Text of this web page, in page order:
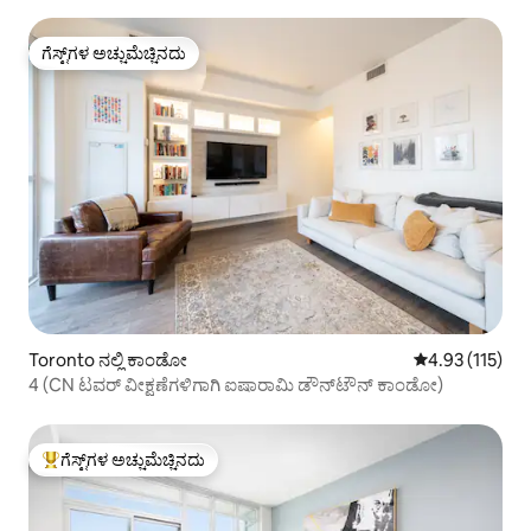
ಗೆಸ್ಟ್‌ಗಳ ಅಚ್ಚುಮೆಚ್ಚಿನದು
ಗೆಸ್ಟ್‌ಗಳ ಅಚ್ಚುಮೆಚ್ಚಿನದು
Toronto ನಲ್ಲಿ ಕಾಂಡೋ 5 ರಲ್ಲಿ 4.93
4.93 (115)
4 (CN ಟವರ್ ವೀಕ್ಷಣೆಗಳಿಗಾಗಿ ಐಷಾರಾಮಿ ಡೌನ್‌ಟೌನ್ ಕಾಂಡೋ)
ಗೆಸ್ಟ್‌ಗಳಿಗೆ ಅತಿ ಹೆಚ್ಚು ಅಚ್ಚುಮೆಚ್ಚಿನದು
ಗೆಸ್ಟ್‌ಗಳ ಅಚ್ಚುಮೆಚ್ಚಿನದು